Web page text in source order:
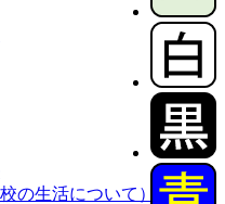
の生活について）